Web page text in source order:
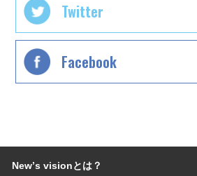
Twitter
Facebook
Newʼs visionとは？